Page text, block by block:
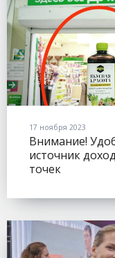
17 ноября 2023
Внимание!
источник
точек